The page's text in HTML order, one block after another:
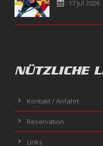
17 Jul 2026
NÜTZLICHE
Kontakt / Anfahrt
Reservation
Links